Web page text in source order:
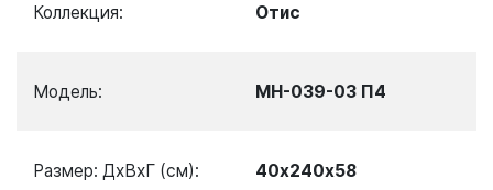
Коллекция: Отис
Модель: МН-039-03 П4
Размер: ДхВхГ (см): 40х240х58